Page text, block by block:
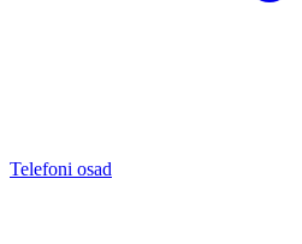
Telefoni osad